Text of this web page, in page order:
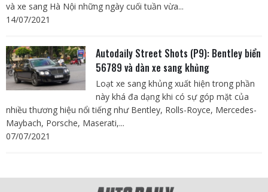
và xe sang Hà Nội những ngày cuối tuần vừa...
14/07/2021
Autodaily Street Shots (P9): Bentley biển
56789 và dàn xe sang khủng
Loạt xe sang khủng xuất hiện trong phần
này khá đa dạng khi có sự góp mặt của
nhiều thương hiệu nổi tiếng như Bentley, Rolls-Royce, Mercedes-
Maybach, Porsche, Maserati,...
07/07/2021